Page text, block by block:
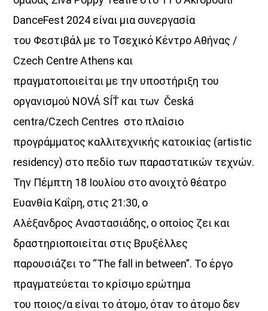
DanceFest 2024 είναι μια συνεργασία
του Φεστιβάλ με το Τσεχικό Κέντρο Αθήνας /
Czech Centre Athens και
πραγματοποιείται με την υποστήριξη του
οργανισμού NOVÁ SÍŤ και των Česká
centra/Czech Centres στο πλαίσιο
προγράμματος καλλιτεχνικής κατοικίας (artistic
residency) στο πεδίο των παραστατικών τεχνών.
Την Πέμπτη 18 Ιουλίου στο ανοιχτό θέατρο
Ευανθία Καΐρη, στις 21:30, ο
Αλέξανδρος Αναστασιάδης, ο οποίος ζει και
δραστηριοποιείται στις Βρυξέλλες
παρουσιάζει το “The fall in between”. Το έργο
πραγματεύεται το κρίσιμο ερώτημα
του ποιος/α είναι το άτομο, όταν το άτομο δεν